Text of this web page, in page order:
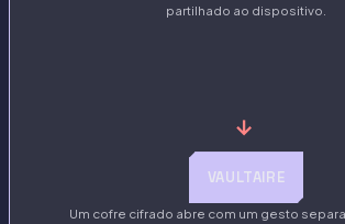
partilhado ao dispositivo.
→
VAULTAIRE
Um cofre cifrado abre com um gesto